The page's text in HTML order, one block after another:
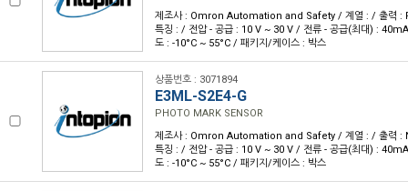
제조사 : Omron Automation and Safety / 계열 : / 출력 :
특징 : / 전압 - 공급 : 10 V ~ 30 V / 전류 - 공급(최대) :
도 : -10°C ~ 55°C / 패키지/케이스 : 박스
상품번호 : 3071894
E3ML-S2E4-G
PHOTO MARK SENSOR
제조사 : Omron Automation and Safety / 계열 : / 출력 :
특징 : / 전압 - 공급 : 10 V ~ 30 V / 전류 - 공급(최대) :
도 : -10°C ~ 55°C / 패키지/케이스 : 박스